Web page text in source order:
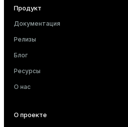
Продукт
Документация
Релизы
Блог
Ресурсы
О нас
О проекте